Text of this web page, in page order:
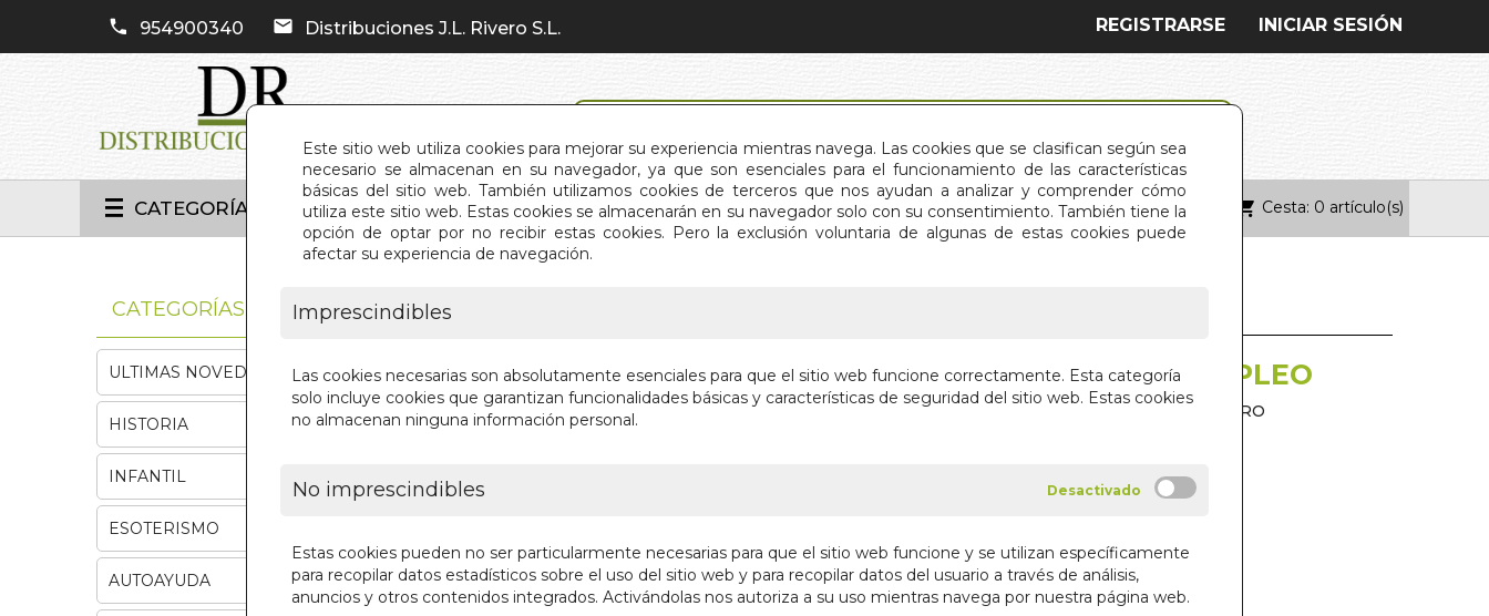
Este sitio web utiliza cookies para mejorar su experiencia mientras navega. Las cookies que se clasifican según sea
necesario se almacenan en su navegador, ya que son esenciales para el funcionamiento de las características
básicas del sitio web. También utilizamos cookies de terceros que nos ayudan a analizar y comprender cómo
utiliza este sitio web. Estas cookies se almacenarán en su navegador solo con su consentimiento. También tiene la
opción de optar por no recibir estas cookies. Pero la exclusión voluntaria de algunas de estas cookies puede
afectar su experiencia de navegación.
Imprescindibles
Las cookies necesarias son absolutamente esenciales para que el sitio web funcione correctamente. Esta categoría
solo incluye cookies que garantizan funcionalidades básicas y características de seguridad del sitio web. Estas cookies
no almacenan ninguna información personal.
No imprescindibles
Estas cookies pueden no ser particularmente necesarias para que el sitio web funcione y se utilizan específicamente
para recopilar datos estadísticos sobre el uso del sitio web y para recopilar datos del usuario a través de análisis,
anuncios y otros contenidos integrados. Activándolas nos autoriza a su uso mientras navega por nuestra página web.
954900340 Distribuciones J.L. Rivero S.L. INICIAR SESIÓN
REGISTRARSE
CATEGORÍAS INICIO QUIÉNES SOMOS CONTACTO Cesta: 0 artículo(s)
FORMACION PARA EL EMPLEO
ADALBERTO FERRANDEZ Y JAVIER PEIRO
Añadir a la cesta
CATEGORÍAS
ULTIMAS NOVEDADES
HISTORIA
INFANTIL
ESOTERISMO
AUTOAYUDA